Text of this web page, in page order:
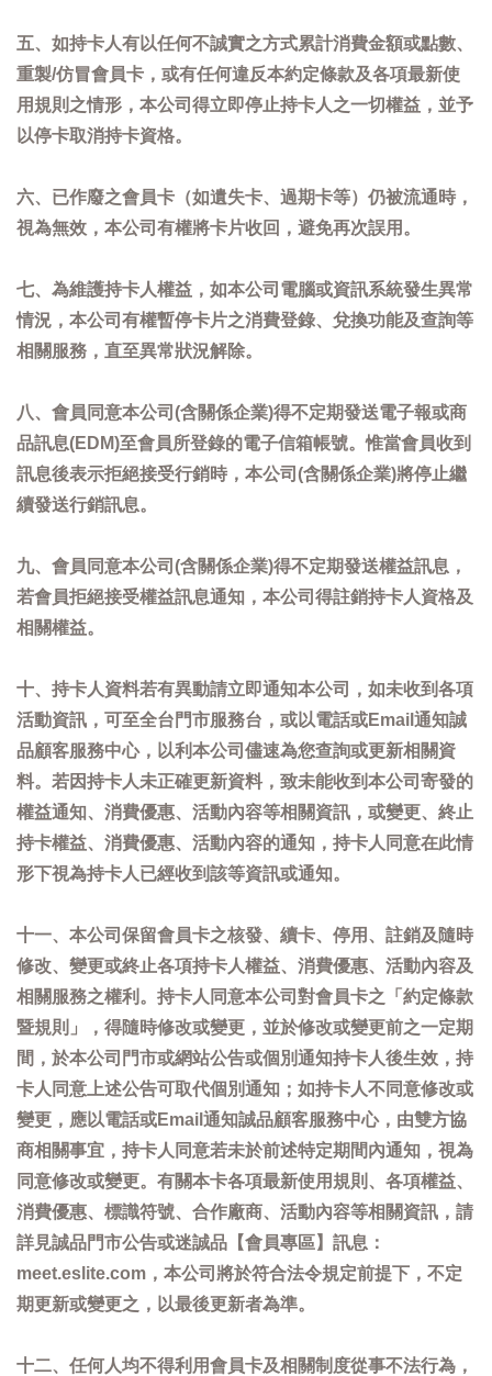
五、如持卡人有以任何不誠實之方式累計消費金額或點數、
重製/仿冒會員卡，或有任何違反本約定條款及各項最新使
用規則之情形，本公司得立即停止持卡人之一切權益，並予
以停卡取消持卡資格。
六、已作廢之會員卡（如遺失卡、過期卡等）仍被流通時，
視為無效，本公司有權將卡片收回，避免再次誤用。
七、為維護持卡人權益，如本公司電腦或資訊系統發生異常
情況，本公司有權暫停卡片之消費登錄、兌換功能及查詢等
相關服務，直至異常狀況解除。
八、會員同意本公司(含關係企業)得不定期發送電子報或商
品訊息(EDM)至會員所登錄的電子信箱帳號。惟當會員收到
訊息後表示拒絕接受行銷時，本公司(含關係企業)將停止繼
續發送行銷訊息。
九、會員同意本公司(含關係企業)得不定期發送權益訊息，
若會員拒絕接受權益訊息通知，本公司得註銷持卡人資格及
相關權益。
十、持卡人資料若有異動請立即通知本公司，如未收到各項
活動資訊，可至全台門市服務台，或以電話或Email通知誠
品顧客服務中心，以利本公司儘速為您查詢或更新相關資
料。若因持卡人未正確更新資料，致未能收到本公司寄發的
權益通知、消費優惠、活動內容等相關資訊，或變更、終止
持卡權益、消費優惠、活動內容的通知，持卡人同意在此情
形下視為持卡人已經收到該等資訊或通知。
十一、本公司保留會員卡之核發、續卡、停用、註銷及隨時
修改、變更或終止各項持卡人權益、消費優惠、活動內容及
相關服務之權利。持卡人同意本公司對會員卡之「約定條款
暨規則」，得隨時修改或變更，並於修改或變更前之一定期
間，於本公司門市或網站公告或個別通知持卡人後生效，持
卡人同意上述公告可取代個別通知；如持卡人不同意修改或
變更，應以電話或Email通知誠品顧客服務中心，由雙方協
商相關事宜，持卡人同意若未於前述特定期間內通知，視為
同意修改或變更。有關本卡各項最新使用規則、各項權益、
消費優惠、標識符號、合作廠商、活動內容等相關資訊，請
詳見誠品門市公告或迷誠品【會員專區】訊息：
meet.eslite.com，本公司將於符合法令規定前提下，不定
期更新或變更之，以最後更新者為準。
十二、任何人均不得利用會員卡及相關制度從事不法行為，